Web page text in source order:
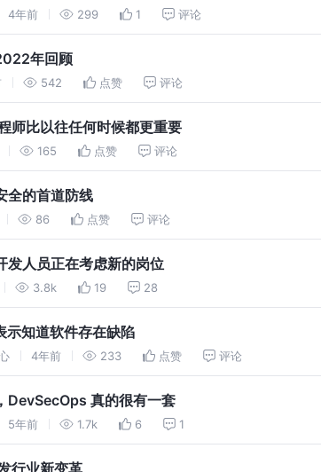
4年前 299 1 评论
年回顾
542 点赞 评论
师比以往任何时候都更重要
165 点赞 评论
全的首道防线
86 点赞 评论
发人员正在考虑新的岗位
3.8k 19 28
示知道软件存在缺陷
4年前 233 点赞 评论
DevSecOps 真的很有一套
5年前 1.7k 6 1